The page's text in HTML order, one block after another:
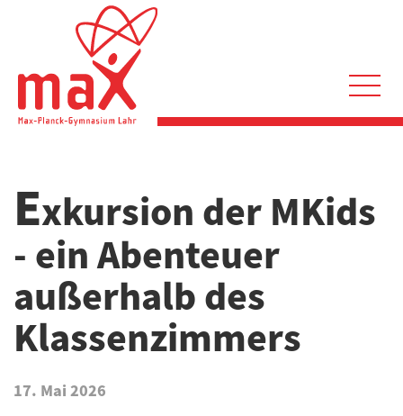
Hauptnavigation
Exkursion der MKids
- ein Abenteuer
außerhalb des
Klassenzimmers
17. Mai 2026